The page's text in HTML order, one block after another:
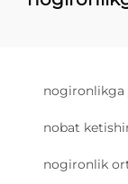
nogironlikga
nobat
nogironlik